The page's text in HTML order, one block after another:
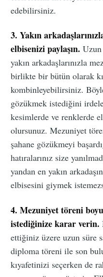
edebilirsiniz.
3. Yakın
elbisenizi paylaşın.
yakın arkadaşlarınızla
birlikte bir bütün olarak
kombinleyebilirsiniz.
gözükmek istediğini
kesimlerde ve renklerde
olursunuz. Mezuniyet
şahane gözükmeyi
hatıralarınız size
yandan en yakın
elbisesini giymek
4. Mezuniyet töreni
istediğinize karar verin.
ettiğiniz üzere uzun süre
diploma töreni ile son
kıyafetinizi seçerken de